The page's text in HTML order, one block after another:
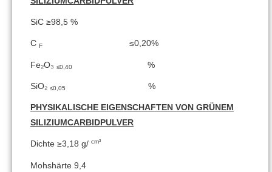
SiC ≥98,5 %
C F ≤0,20%
Fe₂O₃ ≤0,40 %
SiO₂ ≤0,05 %
PHYSIKALISCHE EIGENSCHAFTEN VON GRÜNEM
SILIZIUMCARBIDPULVER
Dichte ≥3,18 g/ cm³
Mohshärte 9,4